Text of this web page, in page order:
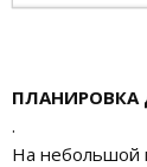
.
На небольшой